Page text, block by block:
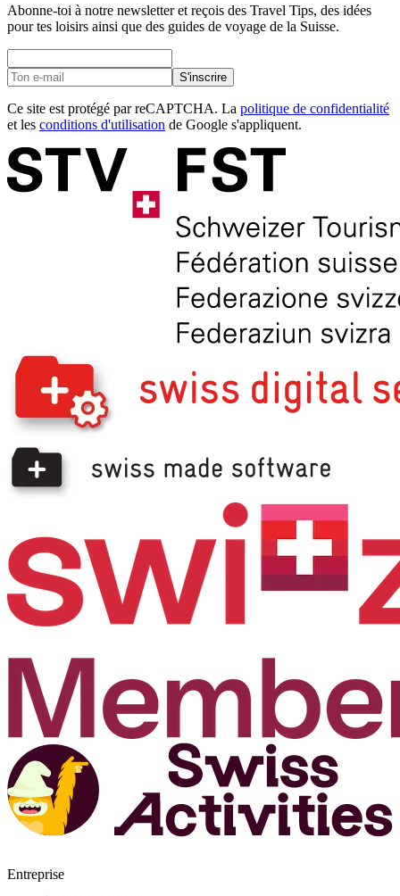
Abonne-toi à notre newsletter et reçois des Travel Tips, des idées
pour tes loisirs ainsi que des guides de voyage de la Suisse.
S'inscrire
Ce site est protégé par reCAPTCHA. La politique de confidentialité
et les conditions d'utilisation de Google s'appliquent.
Entreprise